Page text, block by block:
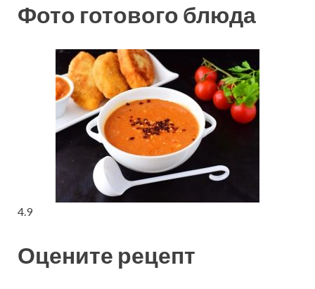
Фото готового блюда
4.9
Оцените рецепт